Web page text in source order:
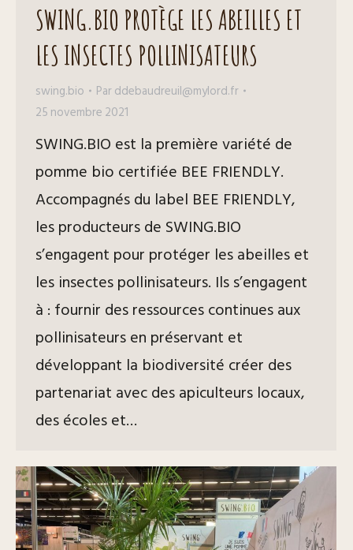
SWING.BIO PROTÈGE LES ABEILLES ET
LES INSECTES POLLINISATEURS
swing.bio Parddebaudreuil@mylord.fr
25 novembre 2021
SWING.BIO est la première variété de
pomme bio certifiée BEE FRIENDLY.
Accompagnés du label BEE FRIENDLY,
les producteurs de SWING.BIO
s’engagent pour protéger les abeilles et
les insectes pollinisateurs. Ils s’engagent
à : fournir des ressources continues aux
pollinisateurs en préservant et
développant la biodiversité créer des
partenariat avec des apiculteurs locaux,
des écoles et…